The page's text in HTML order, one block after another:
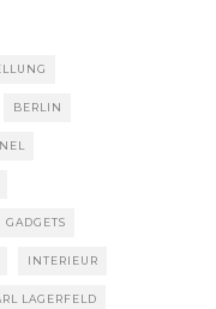
BERLIN
GADGETS
INTERIEUR
LAGERFELD